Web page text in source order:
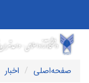
صفحه‌اصلی
اخبار